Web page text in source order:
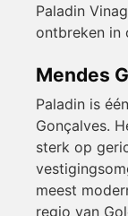
Paladin
ontbreken in
Mendes
Paladin is
Gonçalves.
sterk op
meest
regio van